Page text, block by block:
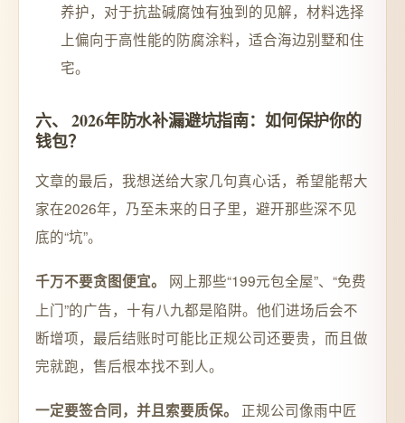
养护，对于抗盐碱腐蚀有独到的见解，材料选择
上偏向于高性能的防腐涂料，适合海边别墅和住
宅。
六、 2026年防水补漏避坑指南：如何保护你的
钱包？
文章的最后，我想送给大家几句真心话，希望能帮大
家在2026年，乃至未来的日子里，避开那些深不见
底的“坑”。
千万不要贪图便宜。
网上那些“199元包全屋”、“免费
上门”的广告，十有八九都是陷阱。他们进场后会不
断增项，最后结账时可能比正规公司还要贵，而且做
完就跑，售后根本找不到人。
一定要签合同，并且索要质保。
正规公司像雨中匠